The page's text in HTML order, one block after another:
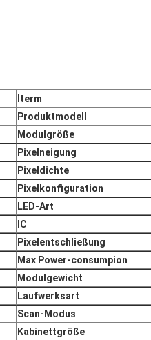
Iterm
Produktmodell
Modulgröße
Pixelneigung
Pixeldichte
Pixelkonfiguration
LED-Art
IC
Pixelentschließung
Max Power-consumpion
Modulgewicht
Laufwerksart
Scan-Modus
Kabinettgröße